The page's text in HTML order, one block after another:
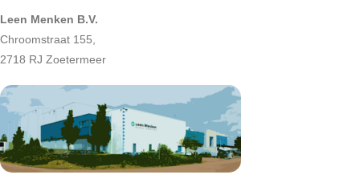
Leen Menken B.V.
Chroomstraat 155,
2718 RJ Zoetermeer